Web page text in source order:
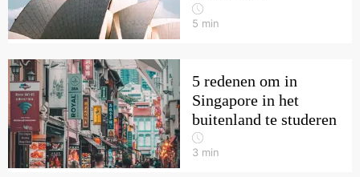
5 min
5 redenen om in
Singapore in het
buitenland te studeren
3 min